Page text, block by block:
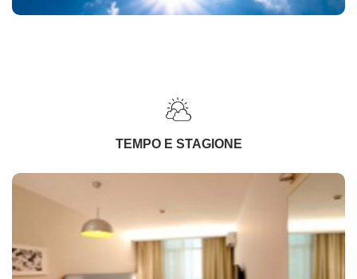
TEMPO E STAGIONE